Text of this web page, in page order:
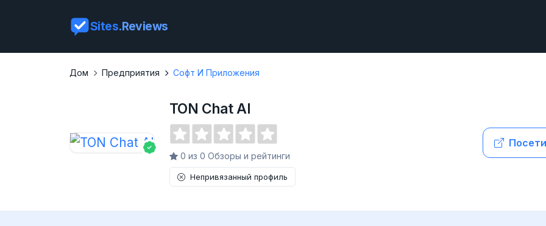
Sites.Reviews
Дом Предприятия Софт И Приложения
TON Chat AI
0 из 0 Обзоры и рейтинги
Непривязанный профиль